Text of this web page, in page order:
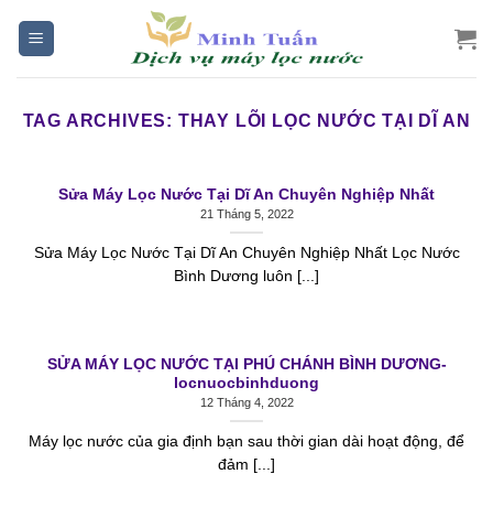
TAG ARCHIVES: THAY LÕI LỌC NƯỚC TẠI DĨ AN
Sửa Máy Lọc Nước Tại Dĩ An Chuyên Nghiệp Nhất
21 Tháng 5, 2022
Sửa Máy Lọc Nước Tại Dĩ An Chuyên Nghiệp Nhất Lọc Nước
Bình Dương luôn [...]
SỬA MÁY LỌC NƯỚC TẠI PHÚ CHÁNH BÌNH DƯƠNG-
locnuocbinhduong
12 Tháng 4, 2022
Máy lọc nước của gia định bạn sau thời gian dài hoạt động, để
đảm [...]